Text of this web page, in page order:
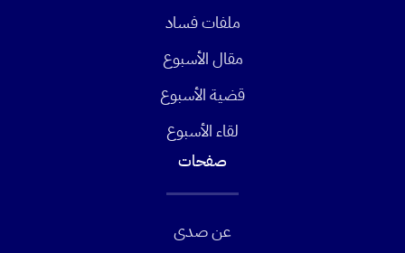
ملفات فساد
مقال الأسبوع
قضية الأسبوع
لقاء الأسبوع
صفحات
عن صدى